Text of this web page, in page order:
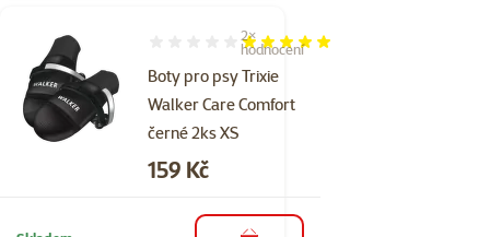
Boty pro psy Trixie
Walker Care Comfort
černé 2ks XS
Hodnocení 100%, počet hodnocení: 2
2×
hodnocení
Cena
159 Kč